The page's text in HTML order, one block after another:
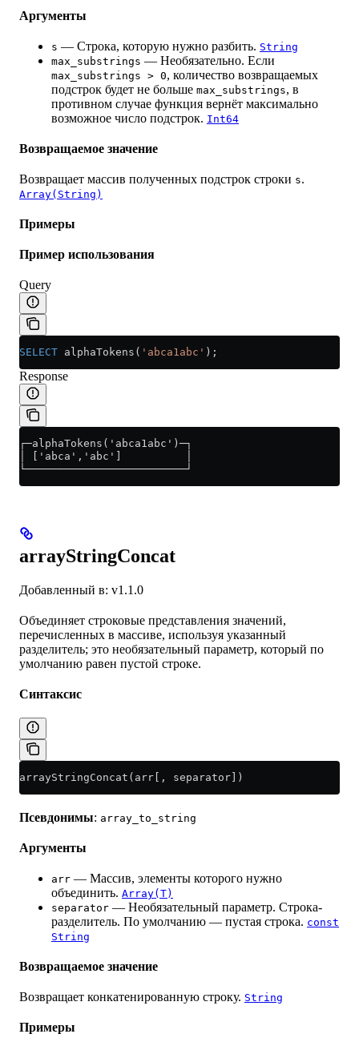
Аргументы
s — Строка, которую нужно разбить. String
max_substrings — Необязательно. Если
max_substrings > 0, количество возвращаемых
подстрок будет не больше max_substrings, в
противном случае функция вернёт максимально
возможное число подстрок. Int64
Возвращаемое значение
Возвращает массив полученных подстрок строки s.
Array(String)
Примеры
Пример использования
Query
SELECT alphaTokens( 'abca1abc' );
Response
┌─alphaTokens('abca1abc')─┐
│ ['abca','abc']          │
└─────────────────────────┘
arrayStringConcat
Добавленный в: v1.1.0
Объединяет строковые представления значений,
перечисленных в массиве, используя указанный
разделитель; это необязательный параметр, который по
умолчанию равен пустой строке.
Синтаксис
arrayStringConcat(arr[, separator])
Псевдонимы: array_to_string
Аргументы
arr — Массив, элементы которого нужно
объединить. Array(T)
separator — Необязательный параметр. Строка-
разделитель. По умолчанию — пустая строка. const
String
Возвращаемое значение
Возвращает конкатенированную строку. String
Примеры